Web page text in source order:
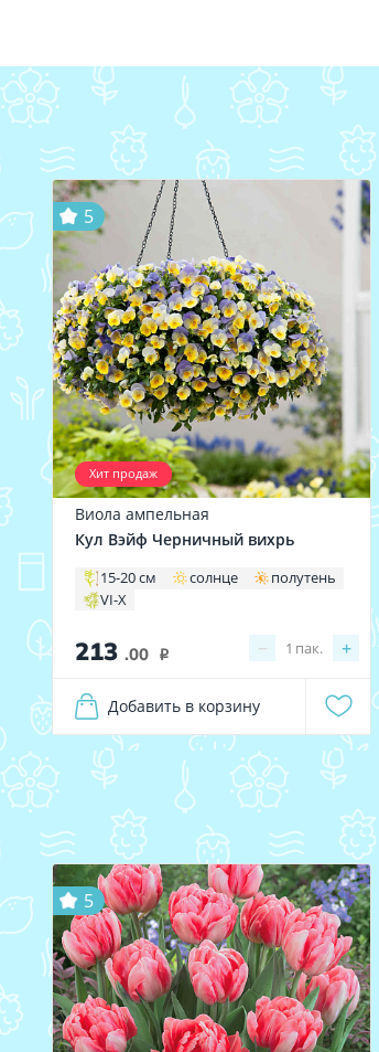
Хит продаж
5
Виола ампельная
Кул Вэйф Черничный вихрь
15-20 см солнце
полутень
VI-X
213 .00 i − +
1 пак.
Добавить в корзину
5